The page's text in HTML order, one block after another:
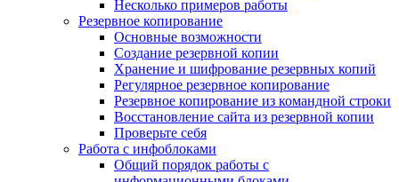
Несколько примеров работы
Резервное копирование
Основные возможности
Создание резервной копии
Хранение и шифрование резервных копий
Регулярное резервное копирование
Резервное копирование из командной строки
Восстановление сайта из резервной копии
Проверьте себя
Работа с инфоблоками
Общий порядок работы с